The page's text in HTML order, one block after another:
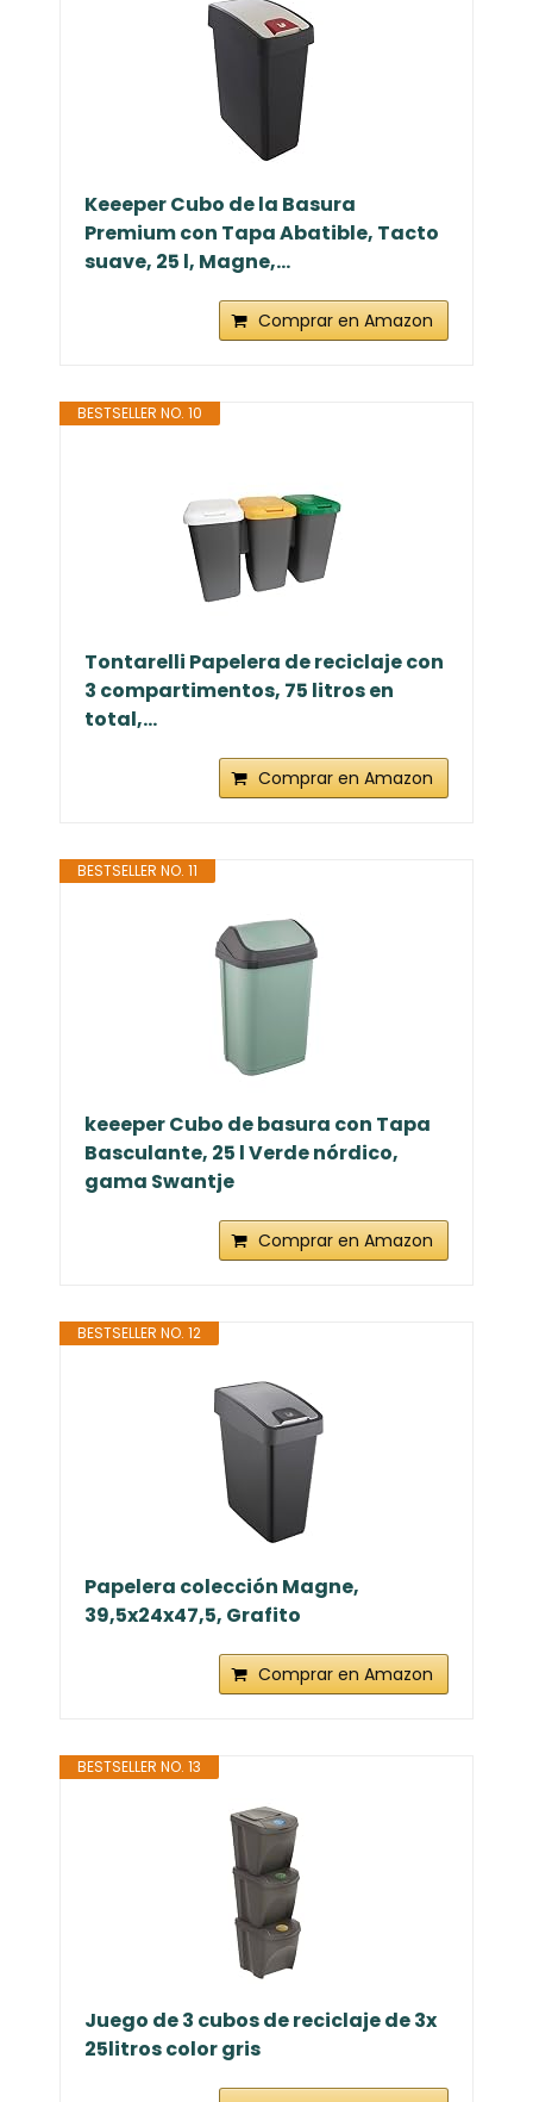
Keeeper Cubo de la Basura
Premium con Tapa Abatible, Tacto
suave, 25 l, Magne,...
Comprar en Amazon
BESTSELLER NO. 10
Tontarelli Papelera de reciclaje con
3 compartimentos, 75 litros en
total,...
Comprar en Amazon
BESTSELLER NO. 11
keeeper Cubo de basura con Tapa
Basculante, 25 l Verde nórdico,
gama Swantje
Comprar en Amazon
BESTSELLER NO. 12
Papelera colección Magne,
39,5x24x47,5, Grafito
Comprar en Amazon
BESTSELLER NO. 13
Juego de 3 cubos de reciclaje de 3x
25litros color gris